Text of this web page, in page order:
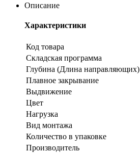
Описание
Характеристики
Код товара
Складская программа
Глубина (Длина направляющих)
Плавное закрывание
Выдвижение
Цвет
Нагрузка
Вид монтажа
Количество в упаковке
Производитель